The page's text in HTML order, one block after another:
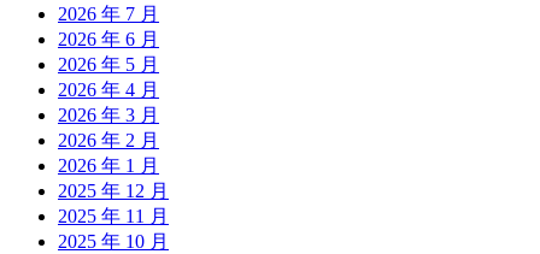
2026 年 7 月
2026 年 6 月
2026 年 5 月
2026 年 4 月
2026 年 3 月
2026 年 2 月
2026 年 1 月
2025 年 12 月
2025 年 11 月
2025 年 10 月